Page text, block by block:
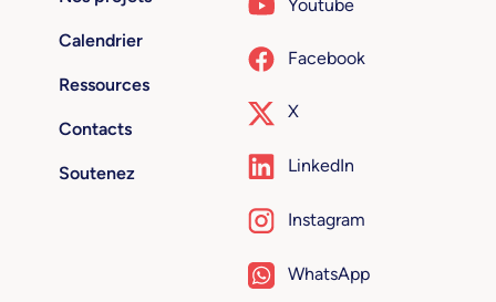
Calendrier
Ressources
Contacts
Soutenez
Youtube
Facebook
X
LinkedIn
Instagram
WhatsApp